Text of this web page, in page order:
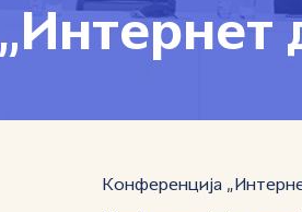
„Интернет
Конференција